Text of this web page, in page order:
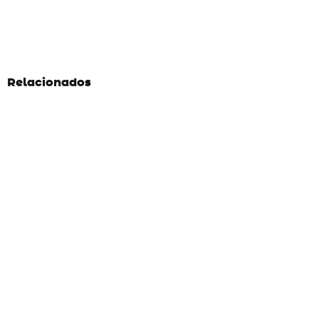
Relacionados